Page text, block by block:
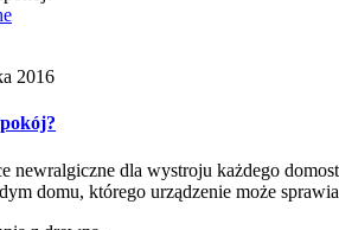
2016
newralgiczne dla wystroju każdego
domu, którego urządzenie może